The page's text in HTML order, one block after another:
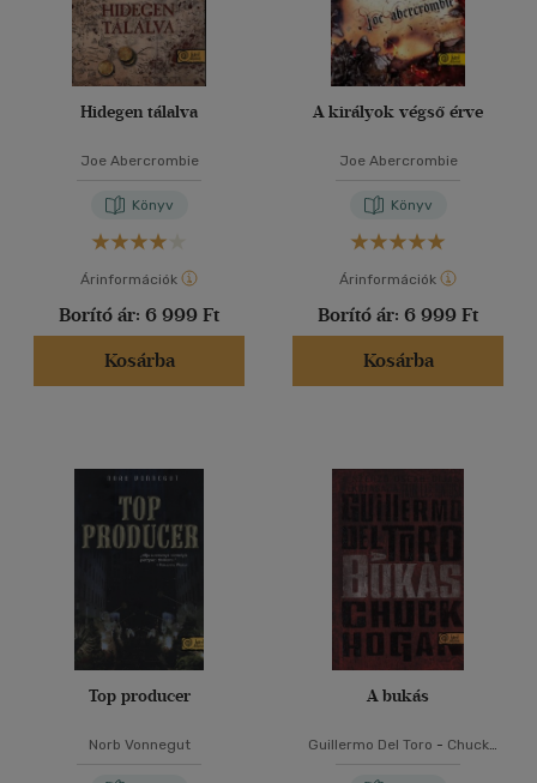
Hidegen tálalva
Joe Abercrombie
Könyv
Árinformációk
Borító ár: 6 999 Ft
Kosárba
A királyok végső érve
Joe Abercrombie
Könyv
Árinformációk
Borító ár: 6 999 Ft
Kosárba
Top producer
Norb Vonnegut
A bukás
Guillermo Del Toro - Chuck